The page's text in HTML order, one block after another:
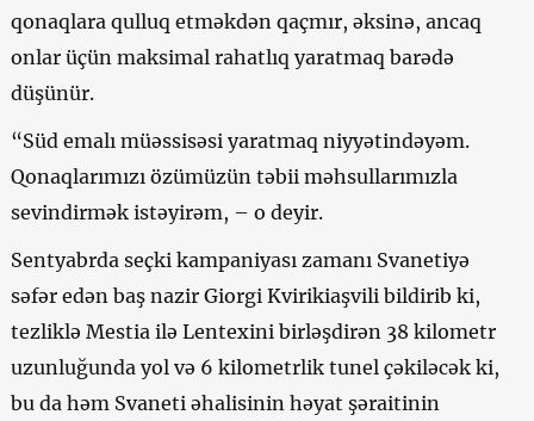
qonaqlara qulluq etməkdən qaçmır, əksinə, ancaq
onlar üçün maksimal rahatlıq yaratmaq barədə
düşünür.
“Süd emalı müəssisəsi yaratmaq niyyətindəyəm.
Qonaqlarımızı özümüzün təbii məhsullarımızla
sevindirmək istəyirəm, – o deyir.
Sentyabrda seçki kampaniyası zamanı Svanetiyə
səfər edən baş nazir Giorgi Kvirikiaşvili bildirib ki,
tezliklə Mestia ilə Lentexini birləşdirən 38 kilometr
uzunluğunda yol və 6 kilometrlik tunel çəkiləcək ki,
bu da həm Svaneti əhalisinin həyat şəraitinin